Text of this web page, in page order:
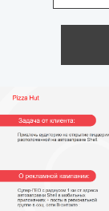
*компания Meta
экстремистской
деятельность